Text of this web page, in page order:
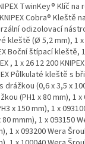
TwinKey® Klíč
Cobra® Kleště
odizolovací
kleště (Ø 5,2 mm), 1
Boční štípací kleště,
, 1 x 26 12 200
Půlkulaté kleště s
(0,6 x 3,5 x
(PH1 x 80 mm), 1
x 150 mm), 1 x
mmm), 1 x 093150
1 x 093200 Wera